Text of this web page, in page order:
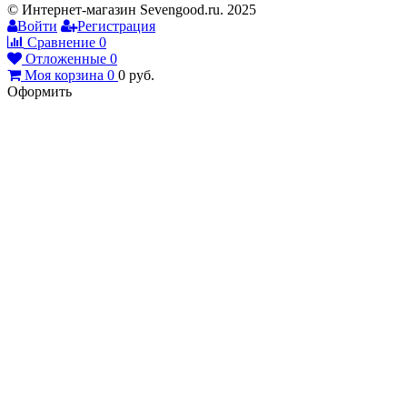
© Интернет-магазин Sevengood.ru. 2025
Войти
Регистрация
Сравнение 0
Отложенные 0
Моя корзина 0 0 руб.
Оформить